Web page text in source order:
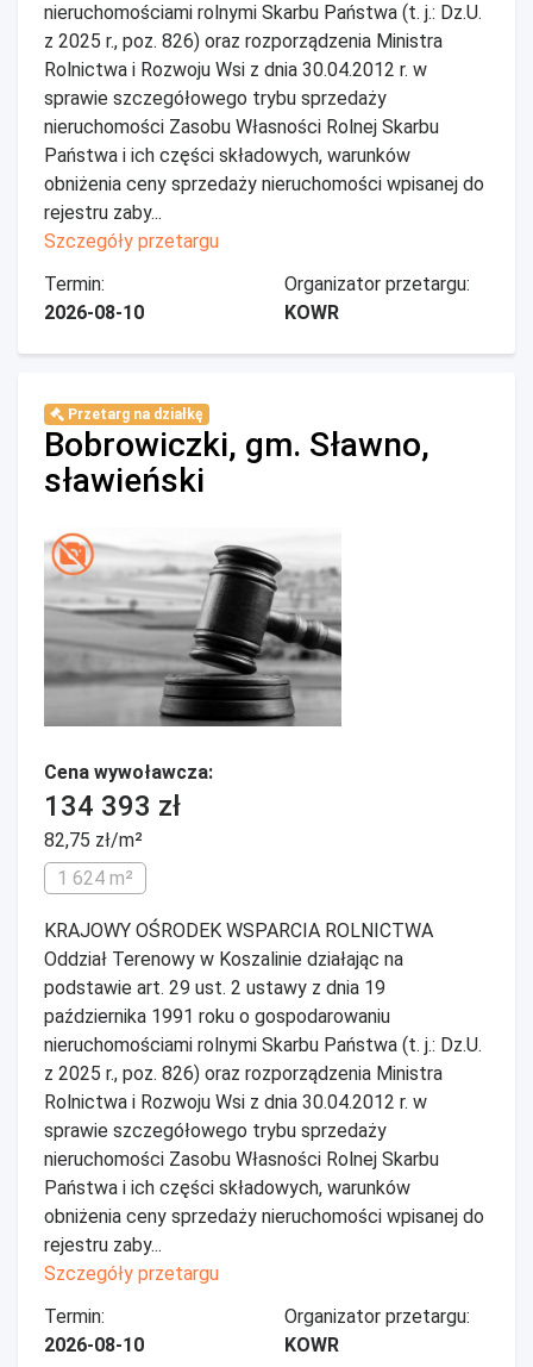
nieruchomościami rolnymi Skarbu Państwa (t. j.: Dz.U.
z 2025 r., poz. 826) oraz rozporządzenia Ministra
Rolnictwa i Rozwoju Wsi z dnia 30.04.2012 r. w
sprawie szczegółowego trybu sprzedaży
nieruchomości Zasobu Własności Rolnej Skarbu
Państwa i ich części składowych, warunków
obniżenia ceny sprzedaży nieruchomości wpisanej do
rejestru zaby...
Szczegóły przetargu
Termin:
2026-08-10
Organizator przetargu:
KOWR
Przetarg na działkę
Bobrowiczki, gm. Sławno,
sławieński
Cena wywoławcza:
134 393 zł
82,75 zł/m²
1 624 m²
KRAJOWY OŚRODEK WSPARCIA ROLNICTWA
Oddział Terenowy w Koszalinie działając na
podstawie art. 29 ust. 2 ustawy z dnia 19
października 1991 roku o gospodarowaniu
nieruchomościami rolnymi Skarbu Państwa (t. j.: Dz.U.
z 2025 r., poz. 826) oraz rozporządzenia Ministra
Rolnictwa i Rozwoju Wsi z dnia 30.04.2012 r. w
sprawie szczegółowego trybu sprzedaży
nieruchomości Zasobu Własności Rolnej Skarbu
Państwa i ich części składowych, warunków
obniżenia ceny sprzedaży nieruchomości wpisanej do
rejestru zaby...
Szczegóły przetargu
Termin:
2026-08-10
Organizator przetargu:
KOWR